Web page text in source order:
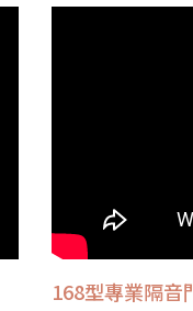
168型專業隔音